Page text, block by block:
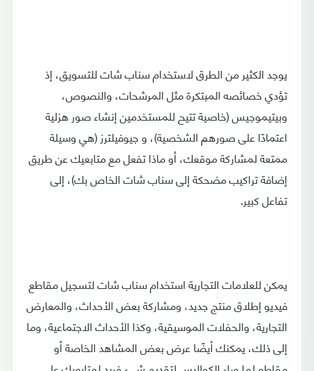
يوجد الكثير من الطرق لاستخدام سناب شات للتسويق، إذ
تؤدي خصائصه المبتكرة مثل المرشحات، والنصوص،
وبيتيموجيس (خاصية تتيح للمستخدمين إنشاء صور هزلية
اعتمادًا على صورهم الشخصية)، و جيوفيلترز (هي وسيلة
ممتعة لمشاركة موقعك، أو ماذا تفعل مع متابعيك عن طريق
إضافة تراكيب مضحكة إلى سناب شات الخاص بك)، إلى
تفاعل كبير.
يمكن للعلامات التجارية استخدام سناب شات لتسجيل مقاطع
فيديو إطلاق منتج جديد، ومشاركة بعض الأحداث، والمعارض
التجارية، والحفلات الموسيقية، وكذا الأحداث الاجتماعية، وما
إلى ذلك، يمكنك أيضًا عرض بعض المشاهد الخاصة أو